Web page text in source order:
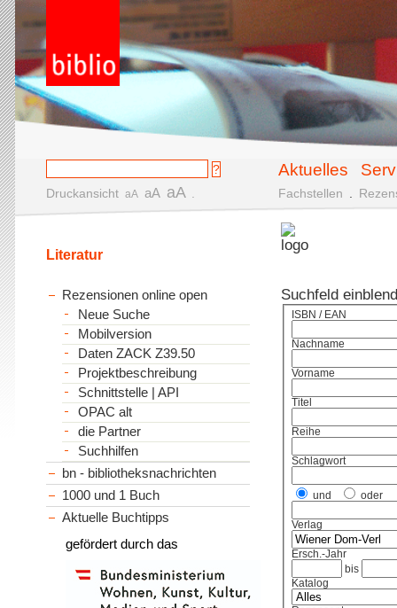
Aktuelles
Druckansicht aA aA aA Fachstellen
Suchfeld
ISBN / EAN
Nachname
Vorname
Titel
Reihe
Schlagwort
und oder
Verlag
Ersch.-Jahr
bis
Katalog
Literatur
Rezensionen online open
Neue Suche
Mobilversion
Daten ZACK Z39.50
Projektbeschreibung
Schnittstelle | API
OPAC alt
die Partner
Suchhilfen
bn - bibliotheksnachrichten
1000 und 1 Buch
Aktuelle Buchtipps
gefördert durch das